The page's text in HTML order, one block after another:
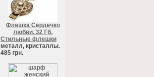
Флешка Сердечко
любви. 32 Гб.
Стильные флешки
металл, кристаллы.
485 грн.